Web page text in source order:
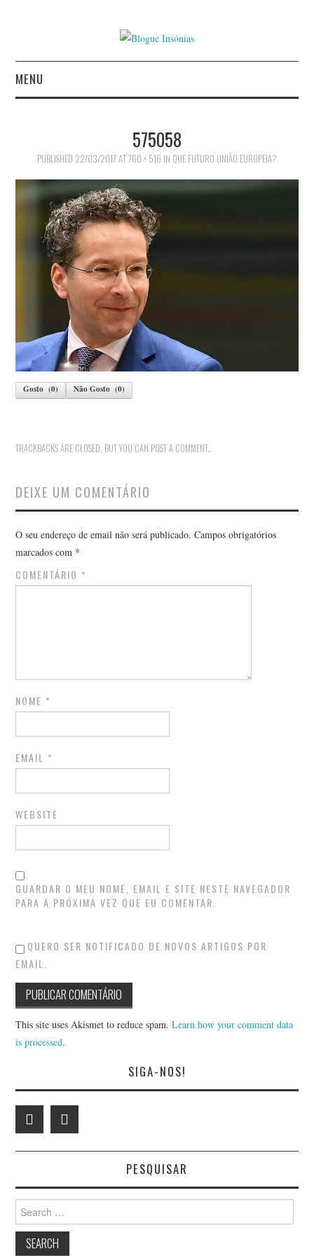
MENU
CONTACTO
POLÍTICA DE
PRIVACIDADE
575058
PUBLISHED 22/03/2017 AT760 × 516 IN QUE FUTURO UNIÃO EUROPEIA?
Gosto (0) Não Gosto (0)
TRACKBACKS ARE CLOSED, BUT YOU CAN POST A COMMENT.
DEIXE UM COMENTÁRIO
O seu endereço de email não será publicado. Campos obrigatórios
marcados com *
COMENTÁRIO *
NOME *
EMAIL *
WEBSITE
GUARDAR O MEU NOME, EMAIL E SITE NESTE NAVEGADOR
PARA A PRÓXIMA VEZ QUE EU COMENTAR.
QUERO SER NOTIFICADO DE NOVOS ARTIGOS POR
EMAIL.
This site uses Akismet to reduce spam.Learn how your comment data
is processed.
SIGA-NOS!
PESQUISAR
for: